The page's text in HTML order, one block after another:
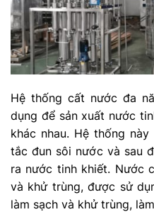
Hệ thống cất nước đa
dụng để sản xuất nước
khác nhau. Hệ thống
tắc đun sôi nước và sau
ra nước tinh khiết. Nước
và khử trùng, được sử
làm sạch và khử trùng,